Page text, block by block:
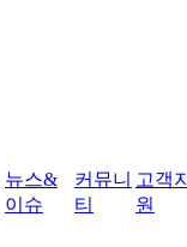
뉴스&
이슈
커뮤니
티
고객지
원